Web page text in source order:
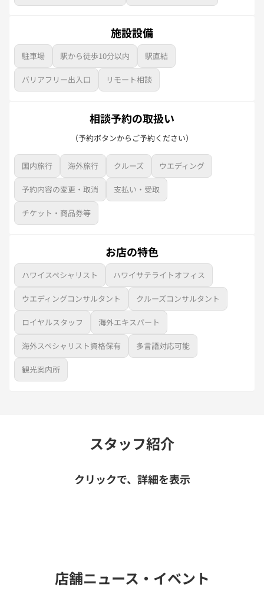
施設設備
駐車場 駅から徒歩10分以内 駅直結
バリアフリー出入口 リモート相談
相談予約の取扱い
（予約ボタンからご予約ください）
国内旅行 海外旅行 クルーズ ウエディング
予約内容の変更・取消 支払い・受取
チケット・商品券等
お店の特色
ハワイスペシャリスト ハワイサテライトオフィス
ウエディングコンサルタント クルーズコンサルタント
ロイヤルスタッフ 海外エキスパート
海外スペシャリスト資格保有 多言語対応可能
観光案内所
スタッフ紹介
クリックで、詳細を表示
店舗ニュース・イベント